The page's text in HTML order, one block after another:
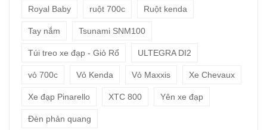
Royal Baby ruột 700c Ruột kenda
Tay nắm Tsunami SNM100
Túi treo xe đạp - Giỏ Rổ ULTEGRA DI2
vỏ 700c Vỏ Kenda Vỏ Maxxis Xe Chevaux
Xe đạp Pinarello XTC 800 Yên xe đạp
Đèn phản quang